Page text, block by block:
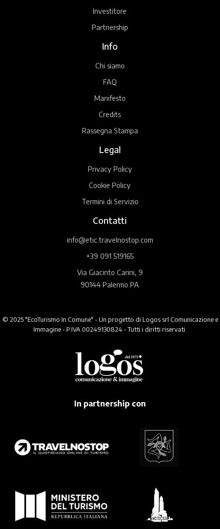
Investitore
Partnership
Info
Chi siamo
FAQ
Manifesto
Credits
Rassegna Stampa
Legal
Privacy Policy
Cookie Policy
Termini di Servizio
Contatti
info@etic.travelnostop.com
+39 091 519165
Via Giacinto Carini, 9
90144 Palermo PA
© 2025 "EcoTurismo In Comune" - Un progetto di Logos srl Comunicazione e
Immagine - P.IVA 00249130824 - Tutti i diritti riservati.
In partnership con